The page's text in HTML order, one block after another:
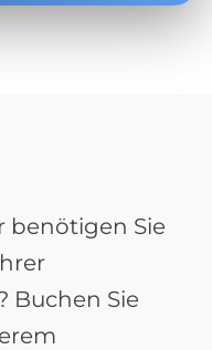
benötigen Sie
Buchen Sie